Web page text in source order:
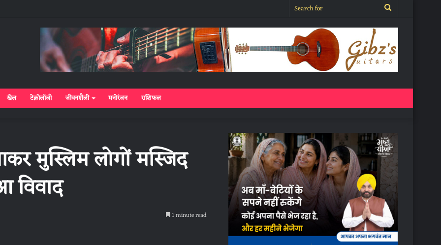
Search
for
खेल टेक्नोलॉजी जीवनशैली मनोरंजन राशिफल
मुस्लिम लोगों मस्जिद
विवाद
1 minute read